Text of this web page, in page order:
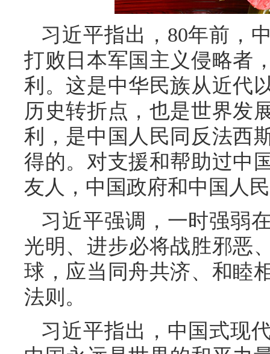
习近平指出，80年前，
打败日本军国主义侵略者
利。这是中华民族从近代
历史转折点，也是世界发
利，是中国人民同反法西
得的。对支援和帮助过中
友人，中国政府和中国人
习近平强调，一时强弱
光明、进步必将战胜邪恶
球，应当同舟共济、和睦
法则。
习近平指出，中国式现